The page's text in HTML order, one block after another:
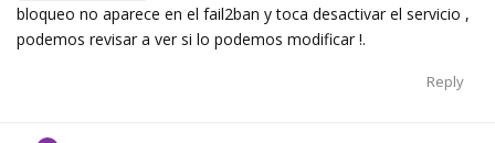
bloqueo no aparece en el fail2ban y toca desactivar el servicio ,
podemos revisar a ver si lo podemos modificar !.
Reply